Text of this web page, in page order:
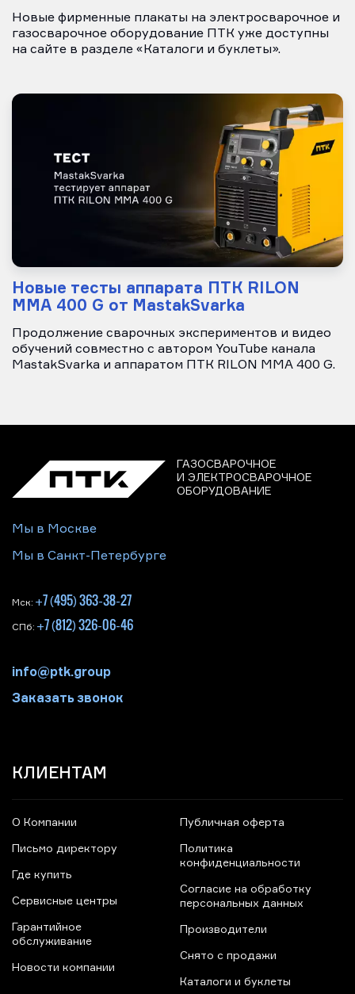
Новые фирменные плакаты на электросварочное и
газосварочное оборудование ПТК уже доступны
на сайте в разделе «Каталоги и буклеты».
Новые тесты аппарата ПТК RILON
MMA 400 G от MastakSvarka
Продолжение сварочных экспериментов и видео
обучений совместно с автором YouTube канала
MastakSvarka и аппаратом ПТК RILON MMA 400 G.
ГАЗОСВАРОЧНОЕ
И ЭЛЕКТРОСВАРОЧНОЕ
ОБОРУДОВАНИЕ
Мы в Москве
Мы в Санкт-Петербурге
Мск: +7 (495) 363-38-27
СПб: +7 (812) 326-06-46
info@ptk.group
Заказать звонок
КЛИЕНТАМ
О Компании
Письмо директору
Где купить
Сервисные центры
Гарантийное
обслуживание
Новости компании
Публичная оферта
Политика
конфиденциальности
Согласие на обработку
персональных данных
Производители
Снято с продажи
Каталоги и буклеты